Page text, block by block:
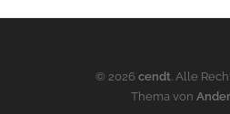
© 2026 cendt. Alle
Thema von